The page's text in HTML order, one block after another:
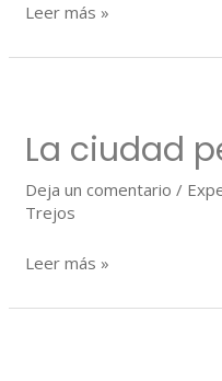
Leer más »
La ciudad
Deja un comentario /
Trejos
perdida
Leer más »